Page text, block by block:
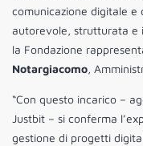
comunicazione digitale e
autorevole, strutturata e
la Fondazione
Notargiacomo,
“Con questo incarico –
Justbit – si conferma
gestione di progetti